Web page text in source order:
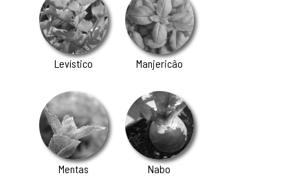
Levístico Manjericão
Mentas Nabo